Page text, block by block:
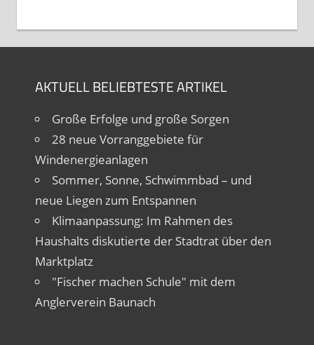
AKTUELL BELIEBTESTE ARTIKEL
Große Erfolge und große Sorgen
28 neue Vorranggebiete für
Windenergieanlagen
Sommer, Sonne, Schwimmbad – und
neue Liegen zum Entspannen
Klimaanpassung: Im Rahmen des
Haushalts diskutierte der Stadtrat über den
Marktplatz
"Fischer machen Schule" mit dem
Anglerverein Baunach